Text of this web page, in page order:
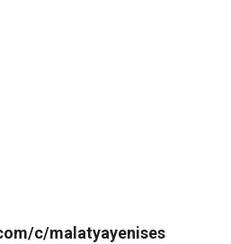
c/malatyayenises